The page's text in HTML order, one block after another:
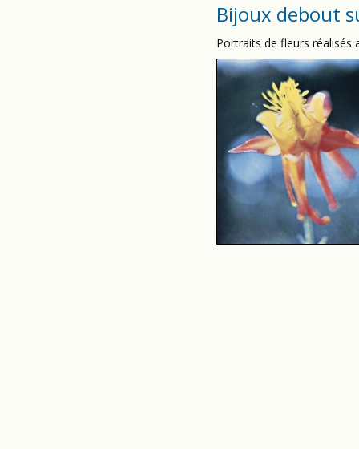
Bijoux debout
Portraits de fleurs réalisés